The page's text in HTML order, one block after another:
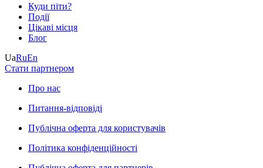
Куди піти?
Події
Цікаві місця
Блог
UaRuEn
Стати партнером
Про нас
Питання-відповіді
Публічна оферта для користувачів
Політика конфіденційності